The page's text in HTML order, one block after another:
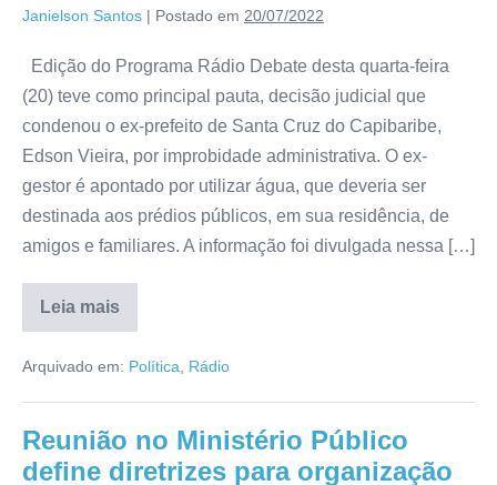
Janielson Santos | Postado em 20/07/2022
Edição do Programa Rádio Debate desta quarta-feira
(20) teve como principal pauta, decisão judicial que
condenou o ex-prefeito de Santa Cruz do Capibaribe,
Edson Vieira, por improbidade administrativa. O ex-
gestor é apontado por utilizar água, que deveria ser
destinada aos prédios públicos, em sua residência, de
amigos e familiares. A informação foi divulgada nessa […]
Leia mais
Arquivado em: Política Rádio
Reunião no Ministério Público
define diretrizes para organização